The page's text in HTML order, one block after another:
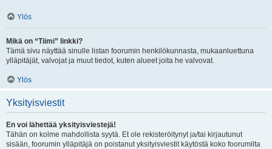
Ylös
Mikä on “Tiimi” linkki?
Tämä sivu näyttää sinulle listan foorumin henkilökunnasta, mukaanluettuna
ylläpitäjät, valvojat ja muut tiedot, kuten alueet joita he valvovat.
Ylös
Yksityisviestit
En voi lähettää yksityisviestejä!
Tähän on kolme mahdollista syytä. Et ole rekisteröitynyt ja/tai kirjautunut
sisään, foorumin ylläpitäjä on poistanut yksityisviestit käytöstä koko foorumilta